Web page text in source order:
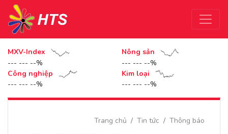
MXV-Index
--- --- --%
Nông sản
--- --- --%
Công nghiệp
--- --- --%
Kim loại
--- --- --%
Trang chủ Tin tức
Thông báo